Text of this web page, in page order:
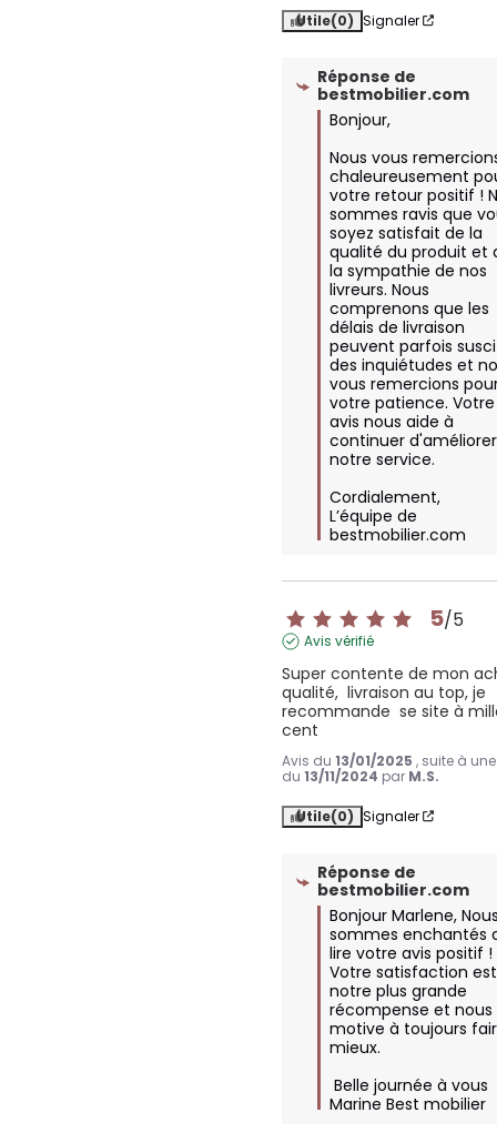
Utile(0) Signaler
Réponse de
bestmobilier.com
Bonjour,
Nous vous
chaleureusement
votre retour positif !
sommes ravis que
soyez satisfait de la
qualité du produit et
la sympathie de nos
livreurs. Nous
comprenons que les
délais de livraison
peuvent parfois
des inquiétudes et
vous remercions
votre patience. Votre
avis nous aide à
continuer d'améliorer
notre service.
Cordialement,
L’équipe de
bestmobilier.com
5/5
Avis vérifié
Super contente de mon
qualité,  livraison au top, je
recommande  se site à
cent
Avis du13/01/2025 , suite à
du13/11/2024 par M.S.
Utile(0) Signaler
Réponse de
bestmobilier.com
Bonjour Marlene,
sommes enchantés
lire votre avis positif !
Votre satisfaction est
notre plus grande
récompense et nous
motive à toujours
mieux.
Belle journée à vous
Marine Best mobilier